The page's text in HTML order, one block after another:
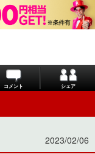
コメント シェア
2023/02/06